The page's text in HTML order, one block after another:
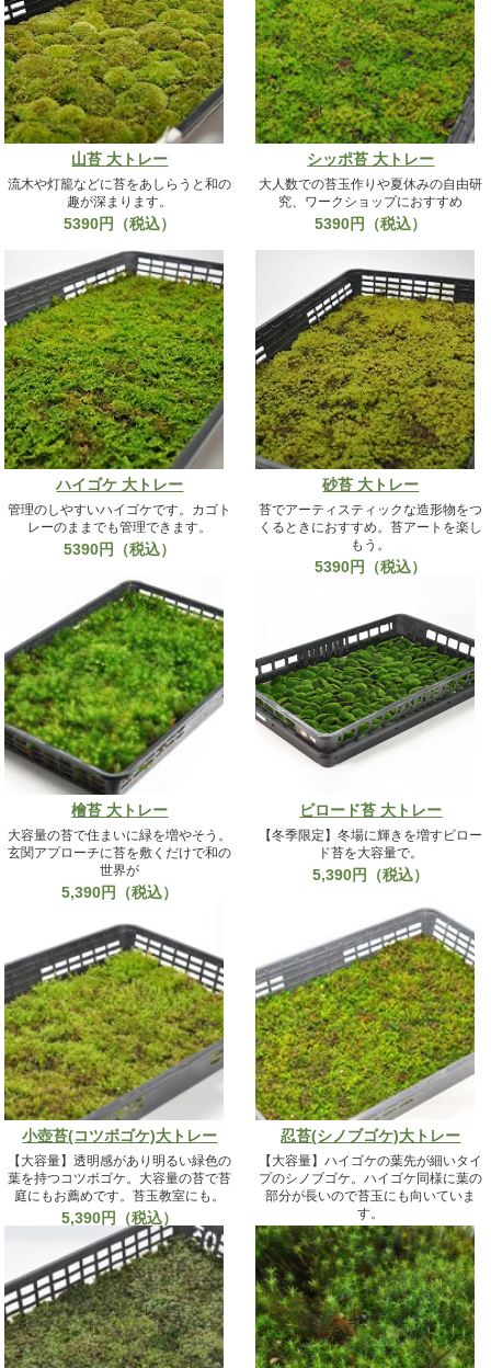
山苔 大トレー
流木や灯籠などに苔をあしらうと和の
趣が深まります。
5390円（税込）
シッポ苔 大トレー
大人数での苔玉作りや夏休みの自由研
究、ワークショップにおすすめ
5390円（税込）
ハイゴケ 大トレー
管理のしやすいハイゴケです。カゴト
レーのままでも管理できます。
5390円（税込）
砂苔 大トレー
苔でアーティスティックな造形物をつ
くるときにおすすめ。苔アートを楽し
もう。
5390円（税込）
檜苔 大トレー
大容量の苔で住まいに緑を増やそう。
玄関アプローチに苔を敷くだけで和の
世界が
5,390円（税込）
ビロード苔 大トレー
【冬季限定】冬場に輝きを増すビロー
ド苔を大容量で。
5,390円（税込）
小壺苔(コツボゴケ)大トレー
【大容量】透明感があり明るい緑色の
葉を持つコツボゴケ。大容量の苔で苔
庭にもお薦めです。苔玉教室にも。
5,390円（税込）
忍苔(シノブゴケ)大トレー
【大容量】ハイゴケの葉先が細いタイ
プのシノブゴケ。ハイゴケ同様に葉の
部分が長いので苔玉にも向いていま
す。
5,390円（税込）